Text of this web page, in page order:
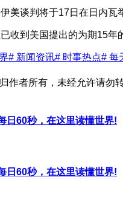
美谈判将于17日在日内瓦
收到美国提出的为期15年
# 新闻资讯# 时事热点# 每
作者所有，未经允许请勿转
日60秒，在这里读懂世界!
日60秒，在这里读懂世界!